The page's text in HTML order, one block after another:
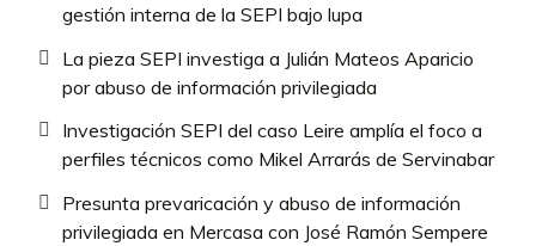
gestión interna de la SEPI bajo lupa
La pieza SEPI investiga a Julián Mateos Aparicio
por abuso de información privilegiada
Investigación SEPI del caso Leire amplía el foco a
perfiles técnicos como Mikel Arrarás de Servinabar
Presunta prevaricación y abuso de información
privilegiada en Mercasa con José Ramón Sempere